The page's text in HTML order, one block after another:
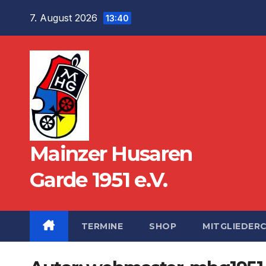
7. August 2026 13:40
Mainzer Husaren
Garde 1951 e.V.
TERMINE SHOP